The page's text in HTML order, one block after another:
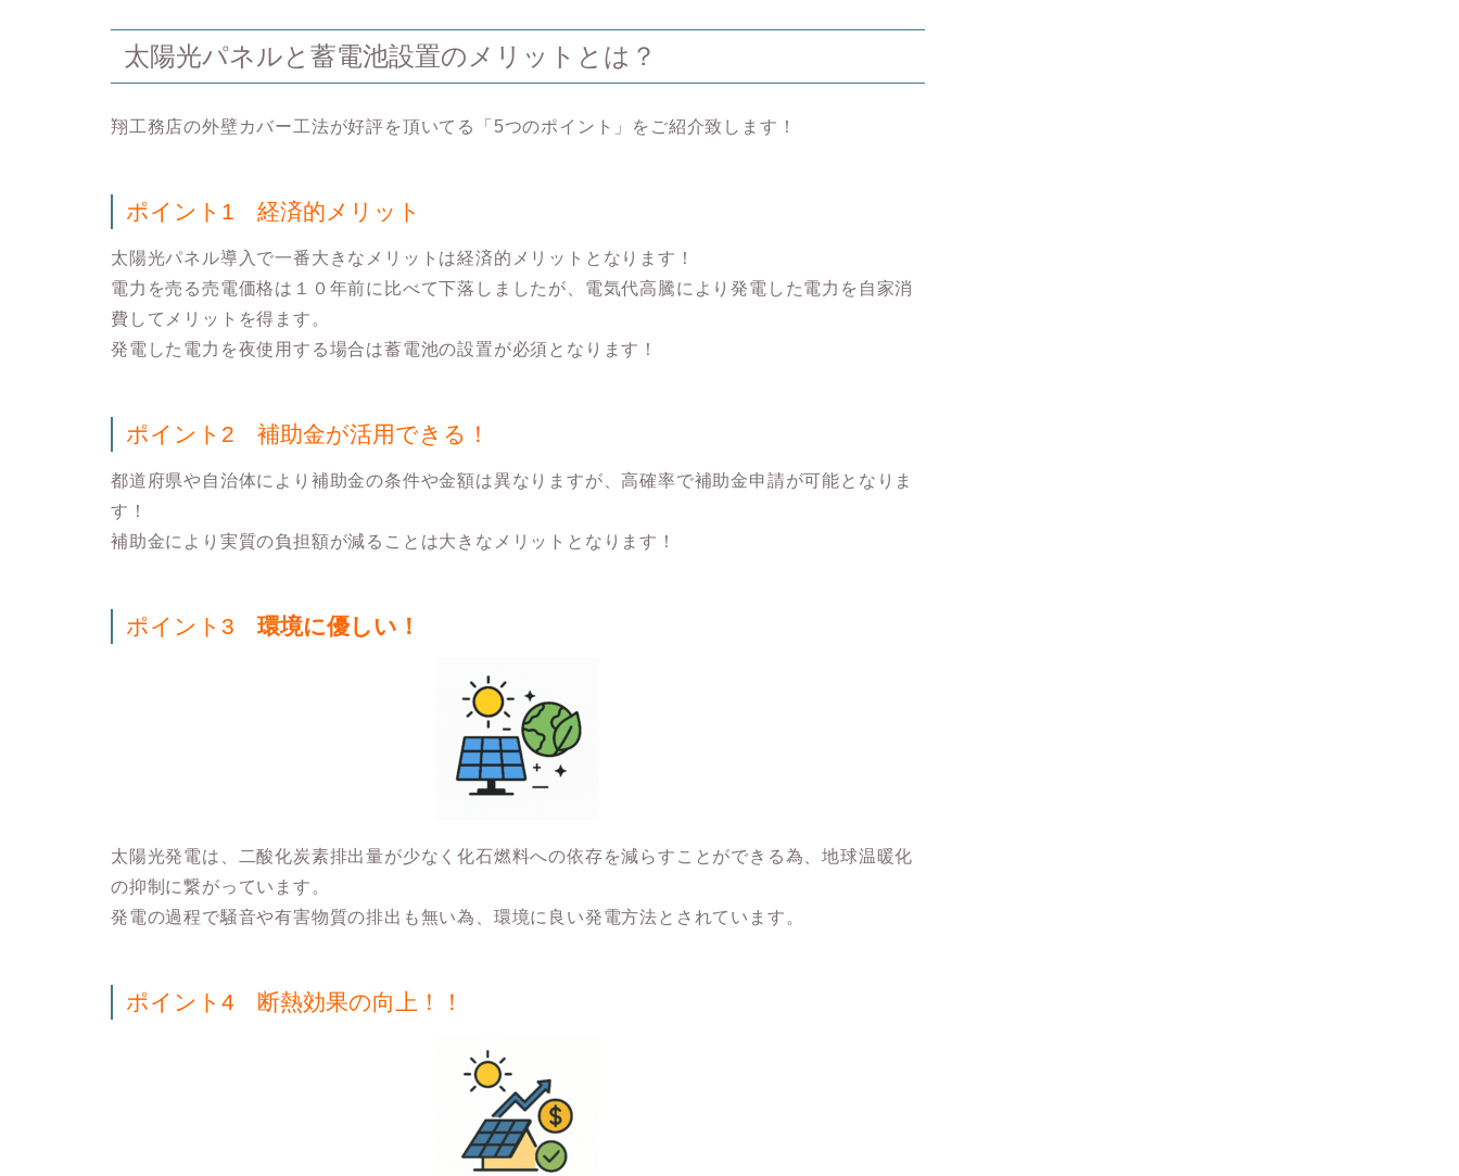
太陽光パネルと蓄電池設置のメリットとは？
翔工務店の外壁カバー工法が好評を頂いてる 「5つのポイント」 をご紹介致します！
ポイント1 経済的メリット
太陽光パネル導入で一番大きなメリットは経済的メリットとなります！
電力を売る売電価格は１０年前に比べて下落しましたが、電気代高騰により発電した電力を自家消
費してメリットを得ます。
発電した電力を夜使用する場合は蓄電池の設置が必須となります！
ポイント2 補助金が活用できる！
都道府県や自治体により補助金の条件や金額は異なりますが、高確率で補助金申請が可能となりま
す！
補助金により実質の負担額が減ることは大きなメリットとなります！
ポイント3 環境に優しい！
太陽光発電は、二酸化炭素排出量が少なく化石燃料への依存を減らすことができる為、地球温暖化
の抑制に繋がっています。
発電の過程で騒音や有害物質の排出も無い為、環境に良い発電方法とされています。
ポイント4 断熱効果の向上！！